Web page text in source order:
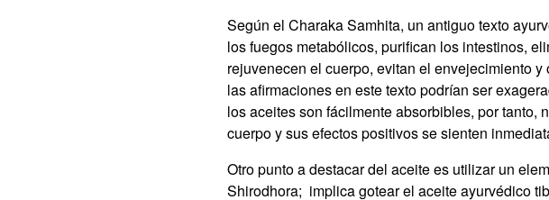
Según el Charaka Samhita, un antiguo texto
los fuegos metabólicos, purifican los intestinos,
rejuvenecen el cuerpo, evitan el envejecimiento
las afirmaciones en este texto podrían ser
los aceites son fácilmente absorbibles, por tanto,
cuerpo y sus efectos positivos se sienten
Otro punto a destacar del aceite es utilizar un
Shirodhora; implica gotear el aceite ayurvédico